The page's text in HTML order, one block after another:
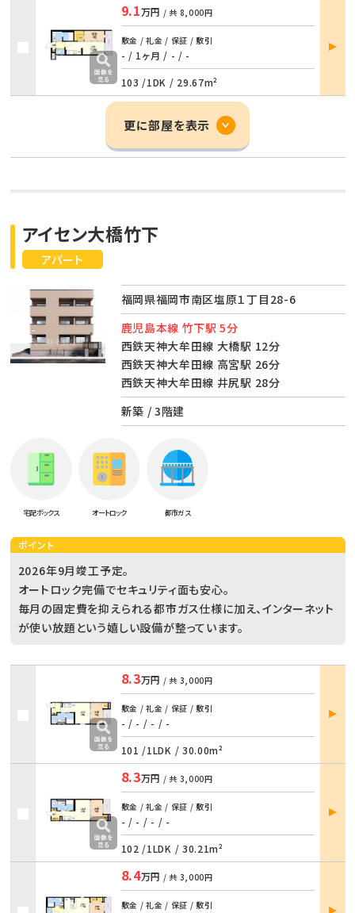
9.1万円 / 共 8,000円
敷金 / 礼金 / 保証 / 敷引
- / 1ヶ月 / - / -
103 /1DK / 29.67m²
部屋
詳細
更に部屋を表示
アパート
アイセン大橋竹下
福岡県福岡市南区塩原１丁目28-6
鹿児島本線 竹下駅 5分
西鉄天神大牟田線 大橋駅 12分
西鉄天神大牟田線 高宮駅 26分
西鉄天神大牟田線 井尻駅 28分
新築 / 3階建
宅配ボックス オートロック 都市ガス
ポイント
2026年9月竣工予定。
オートロック完備でセキュリティ面も安心。
毎月の固定費を抑えられる都市ガス仕様に加え、インターネット
が使い放題という嬉しい設備が整っています。
8.3万円 / 共 3,000円
敷金 / 礼金 / 保証 / 敷引
- / - / - / -
101 /1LDK / 30.00m²
部屋
詳細
8.3万円 / 共 3,000円
敷金 / 礼金 / 保証 / 敷引
- / - / - / -
102 /1LDK / 30.21m²
部屋
詳細
8.4万円 / 共 3,000円
敷金 / 礼金 / 保証 / 敷引
部屋